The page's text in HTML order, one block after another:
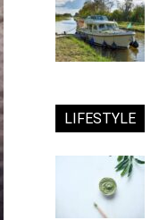
LIFESTYLE